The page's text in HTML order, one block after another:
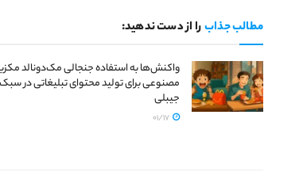
را از دست ندهید:مطالب جذاب
واکنش‌ها به استفاده جنجالی مک‌دونالد
مصنوعی برای تولید محتوای تبلیغاتی در
جیبلی